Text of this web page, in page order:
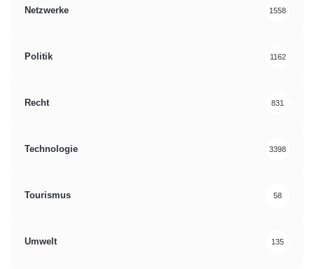
Netzwerke 1558
Politik 1162
Recht 831
Technologie 3398
Tourismus 58
Umwelt 135